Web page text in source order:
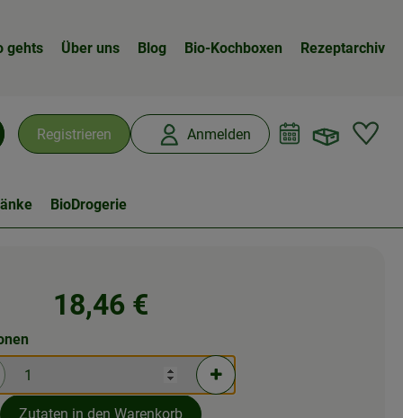
gehts Über uns Blog Bio-Kochboxen Rezeptarchiv
Registrieren Anmelden
BioDrogerie
18,46 €
verringern (aktuell 1 Portionen ausgewählt)
Portionen erhöhen (aktuell 1
Zutaten in den Warenkorb